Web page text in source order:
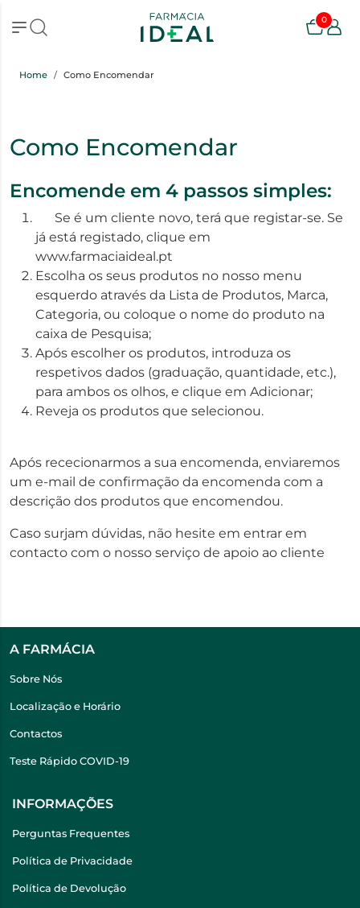
0
Home Como Encomendar
Como Encomendar
Encomende em 4 passos simples:
Se é um cliente novo, terá que registar-se. Se
já está registado, clique em
www.farmaciaideal.pt
Escolha os seus produtos no nosso menu
esquerdo através da Lista de Produtos, Marca,
Categoria, ou coloque o nome do produto na
caixa de Pesquisa;
Após escolher os produtos, introduza os
respetivos dados (graduação, quantidade, etc.),
para ambos os olhos, e clique em Adicionar;
Reveja os produtos que selecionou.
Após rececionarmos a sua encomenda, enviaremos
um e-mail de confirmação da encomenda com a
descrição dos produtos que encomendou.
Caso surjam dúvidas, não hesite em entrar em
contacto com o nosso serviço de apoio ao cliente
A FARMÁCIA
Sobre Nós
Localização e Horário
Contactos
Teste Rápido COVID-19
INFORMAÇÕES
Perguntas Frequentes
Política de Privacidade
Política de Devolução